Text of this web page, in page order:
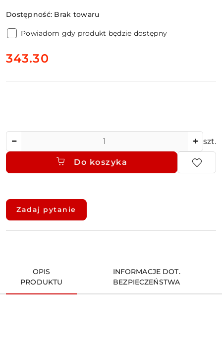
Dostępność: Brak towaru
Powiadom gdy produkt będzie dostępny
cena:
343.30
szt.
Do koszyka
Dostępność
dostawa
Zadaj pytanie
OPIS
PRODUKTU
INFORMACJE DOT.
BEZPIECZEŃSTWA